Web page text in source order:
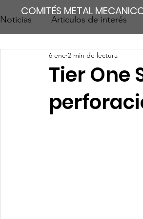
COMITÉS METAL
Noticias Articulos de interés
Tier One
6 ene 2 min de lectura